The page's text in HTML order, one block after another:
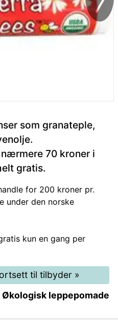
som granateple,
70 kroner i
gratis.
for 200 kroner pr.
under den norske
kun en gang per
til tilbyder »
Økologisk leppepomade